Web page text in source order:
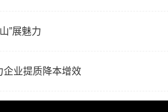
”展魅力
企业提质降本增效